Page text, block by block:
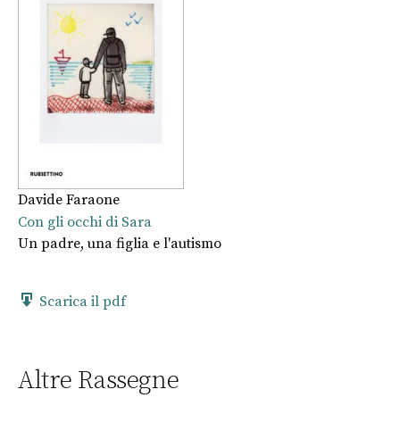
Davide Faraone
Con gli occhi di Sara
Un padre, una figlia e l'autismo
Scarica il pdf
Altre Rassegne